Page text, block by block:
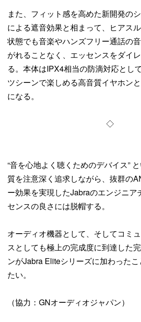
また、フィット感を高めた新開発の
による遮音効果と相まって、ヒアス
状態でも音楽やハンズフリー通話の
がれることなく、エッセンスをダイ
る。本体はIPX4相当の防滴対応とし
ツシーンで楽しめる高音質イヤホン
になる。
◇
“音を心地よく聴くためのデバイス”
質を注意深く追求しながら、抜群の
ー効果を実現したJabraのエンジニア
センスの良さには脱帽する。
オーディオ機器として、そしてコミ
スとしても極上の完成度に到達した
ンがJabra Eliteシリーズに加わった
たい。
（協力：GNオーディオジャパン）